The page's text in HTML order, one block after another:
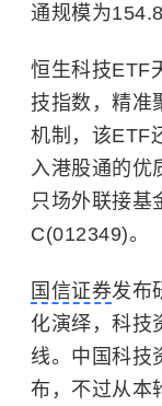
通规模为
恒生科技ETF
技指数，精准
机制，该ETF
入港股通的优
只场外联接基
C(012349)。
国信证券发布
化演绎，科技
线。中国科技
布，不过从本